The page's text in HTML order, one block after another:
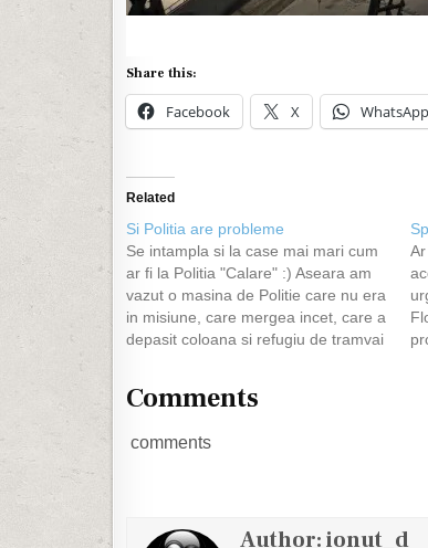
Share this:
Facebook X WhatsApp
Related
Si Politia are probleme
Se intampla si la case mai mari cum
ar fi la Politia "Calare" :) Aseara am
vazut o masina de Politie care nu era
in misiune, care mergea incet, care a
depasit coloana si refugiu de tramvai
Comments
comments
Author:ionut_d